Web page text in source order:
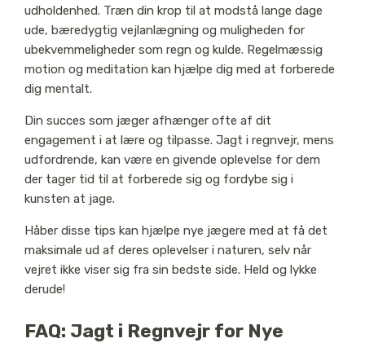
udholdenhed. Træn din krop til at modstå lange dage
ude, bæredygtig vejlanlægning og muligheden for
ubekvemmeligheder som regn og kulde. Regelmæssig
motion og meditation kan hjælpe dig med at forberede
dig mentalt.
Din succes som jæger afhænger ofte af dit
engagement i at lære og tilpasse. Jagt i regnvejr, mens
udfordrende, kan være en givende oplevelse for dem
der tager tid til at forberede sig og fordybe sig i
kunsten at jage.
Håber disse tips kan hjælpe nye jægere med at få det
maksimale ud af deres oplevelser i naturen, selv når
vejret ikke viser sig fra sin bedste side. Held og lykke
derude!
FAQ: Jagt i Regnvejr for Nye